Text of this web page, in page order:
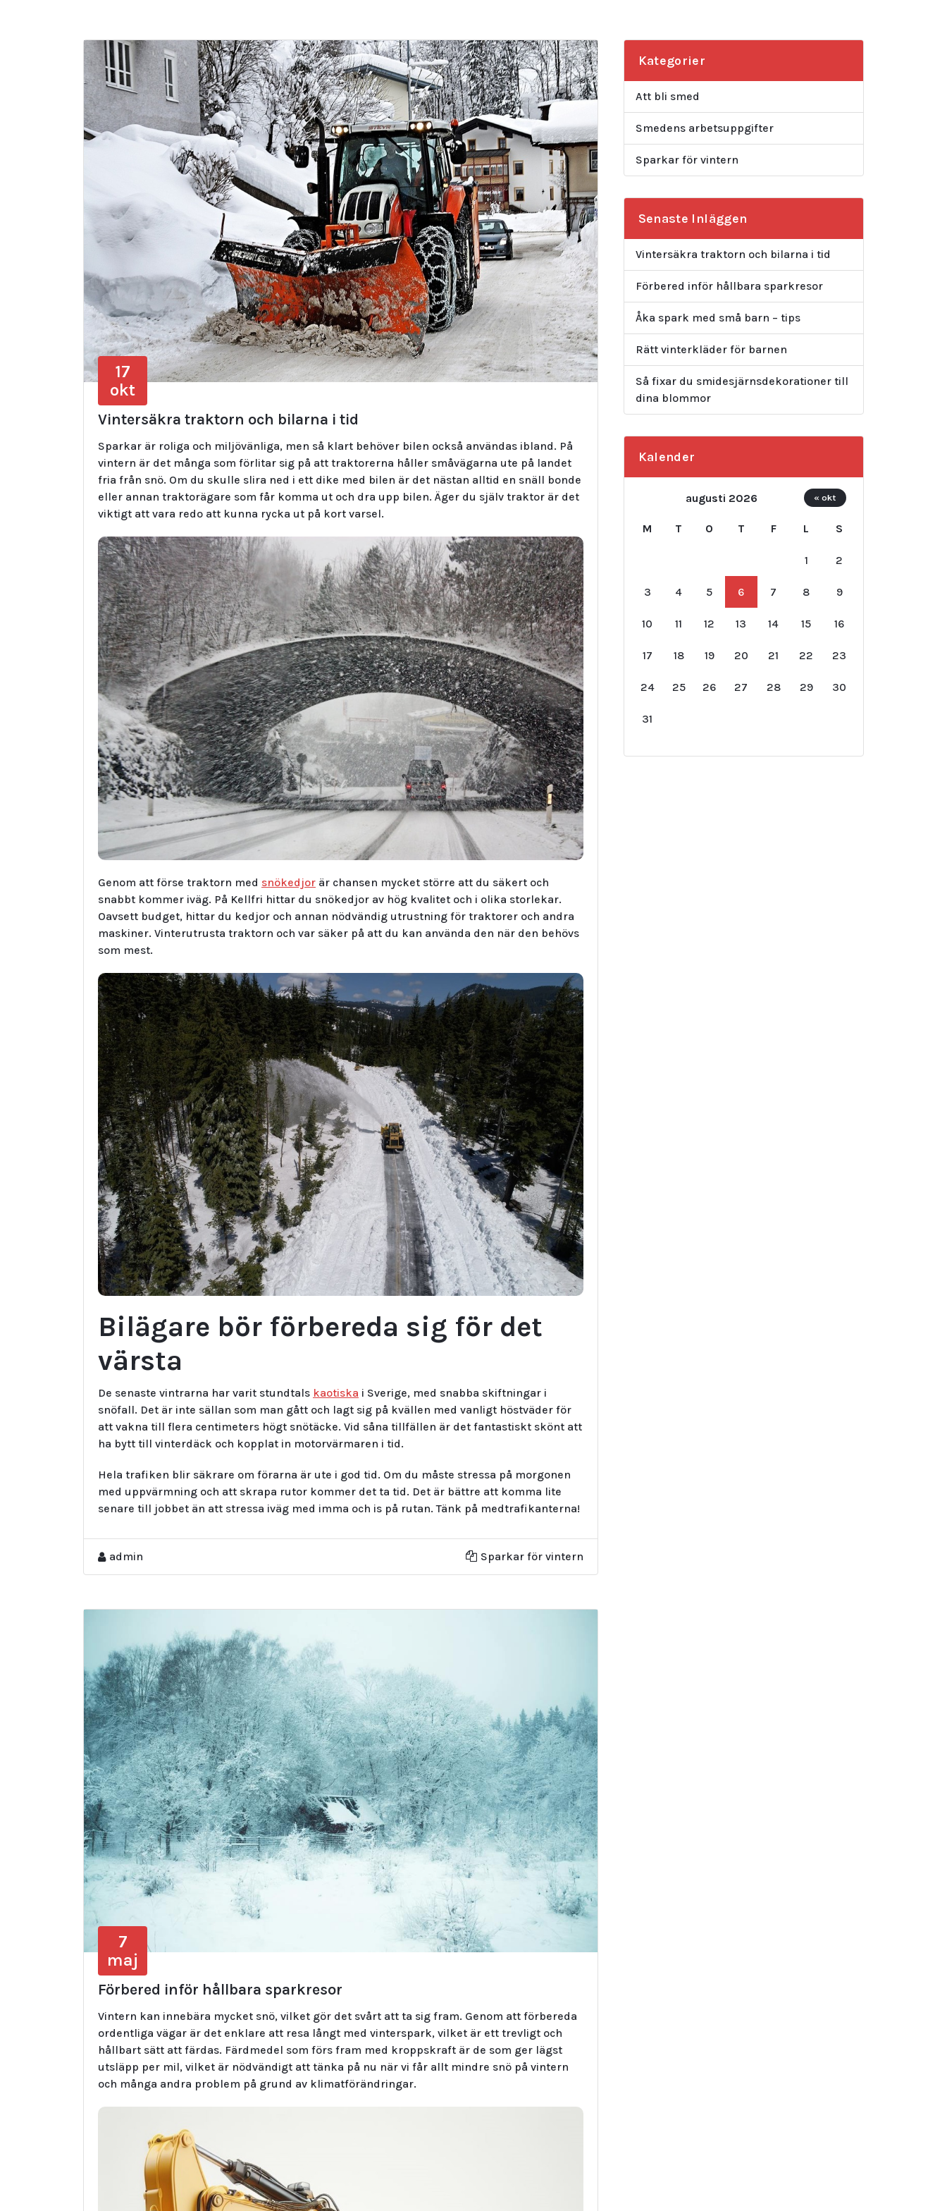
17
okt
Vintersäkra traktorn och bilarna i tid
Sparkar är roliga och miljövänliga, men så klart behöver bilen också användas ibland. På
vintern är det många som förlitar sig på att traktorerna håller småvägarna ute på landet
fria från snö. Om du skulle slira ned i ett dike med bilen är det nästan alltid en snäll bonde
eller annan traktorägare som får komma ut och dra upp bilen. Äger du själv traktor är det
viktigt att vara redo att kunna rycka ut på kort varsel.
Genom att förse traktorn med snökedjor är chansen mycket större att du säkert och
snabbt kommer iväg. På Kellfri hittar du snökedjor av hög kvalitet och i olika storlekar.
Oavsett budget, hittar du kedjor och annan nödvändig utrustning för traktorer och andra
maskiner. Vinterutrusta traktorn och var säker på att du kan använda den när den behövs
som mest.
Bilägare bör förbereda sig för det
värsta
De senaste vintrarna har varit stundtals kaotiska i Sverige, med snabba skiftningar i
snöfall. Det är inte sällan som man gått och lagt sig på kvällen med vanligt höstväder för
att vakna till flera centimeters högt snötäcke. Vid såna tillfällen är det fantastiskt skönt att
ha bytt till vinterdäck och kopplat in motorvärmaren i tid.
Hela trafiken blir säkrare om förarna är ute i god tid. Om du måste stressa på morgonen
med uppvärmning och att skrapa rutor kommer det ta tid. Det är bättre att komma lite
senare till jobbet än att stressa iväg med imma och is på rutan. Tänk på medtrafikanterna!
admin Sparkar för vintern
7
maj
Förbered inför hållbara sparkresor
Vintern kan innebära mycket snö, vilket gör det svårt att ta sig fram. Genom att förbereda
ordentliga vägar är det enklare att resa långt med vinterspark, vilket är ett trevligt och
hållbart sätt att färdas. Färdmedel som förs fram med kroppskraft är de som ger lägst
utsläpp per mil, vilket är nödvändigt att tänka på nu när vi får allt mindre snö på vintern
och många andra problem på grund av klimatförändringar.
Kategorier
Att bli smed
Smedens arbetsuppgifter
Sparkar för vintern
Senaste Inläggen
Vintersäkra traktorn och bilarna i tid
Förbered inför hållbara sparkresor
Åka spark med små barn – tips
Rätt vinterkläder för barnen
Så fixar du smidesjärnsdekorationer till
dina blommor
Kalender
augusti 2026
M T O T F L S
1 2
3 4 5 6 7 8 9
10 11 12 13 14 15 16
17 18 19 20 21 22 23
24 25 26 27 28 29 30
31
« okt